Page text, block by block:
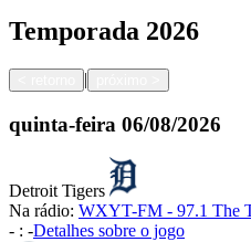
Temporada 2026
|
quinta-feira 06/08/2026
Detroit Tigers
Na rádio: WXYT-FM - 97.1 The
- : -Detalhes sobre o jogo